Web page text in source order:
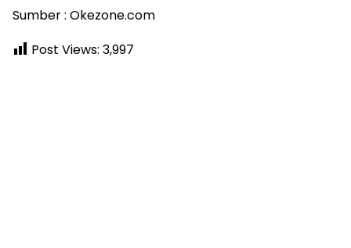
Sumber : Okezone.com
Post Views: 3,997